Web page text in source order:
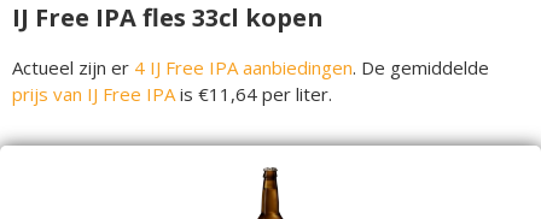
IJ Free IPA fles 33cl kopen
Actueel zijn er 4 IJ Free IPA aanbiedingen. De gemiddelde
prijs van IJ Free IPAis €11,64 per liter.